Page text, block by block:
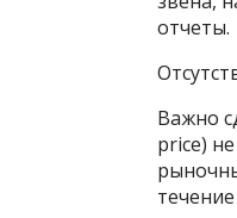
отчеты.
Важно
price)